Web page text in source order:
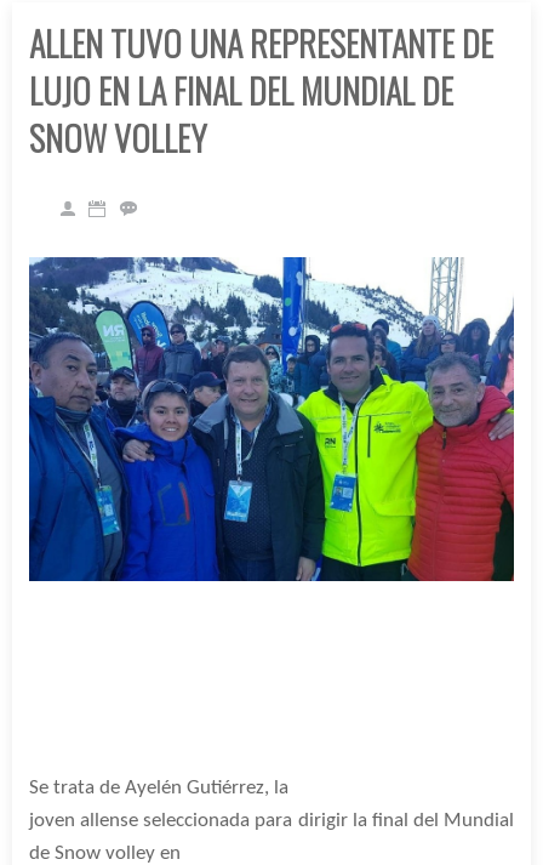
ALLEN TUVO UNA REPRESENTANTE DE
LUJO EN LA FINAL DEL MUNDIAL DE
SNOW VOLLEY
Se trata de Ayelén Gutiérrez, la
joven allense seleccionada para dirigir la final del Mundial
de Snow volley en